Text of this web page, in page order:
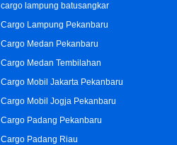
cargo lampung batusangkar
Cargo Lampung Pekanbaru
Cargo Medan Pekanbaru
Cargo Medan Tembilahan
Cargo Mobil Jakarta Pekanbaru
Cargo Mobil Jogja Pekanbaru
Cargo Padang Pekanbaru
Cargo Padang Riau